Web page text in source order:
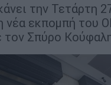
την Τετάρτη
νέα εκπομπή του
τον Σπύρο